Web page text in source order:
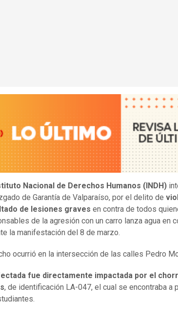
Nacional de Derechos Humanos (INDH)
de Garantía de Valparaíso, por el delito de
de lesiones graves en contra de todos
de la agresión con un carro lanza agua en
la manifestación del 8 de marzo.
ocurrió en la intersección de las calles Pedro
fue directamente impactada por el
, de identificación LA-047, el cual se encontraba a